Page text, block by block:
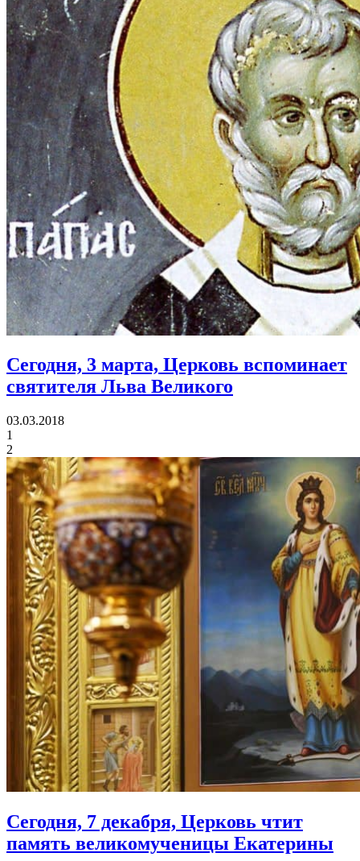
Сегодня, 3 марта, Церковь вспоминает
святителя Льва Великого
03.03.2018
1
2
Сегодня, 7 декабря, Церковь чтит
память великомученицы Екатерины